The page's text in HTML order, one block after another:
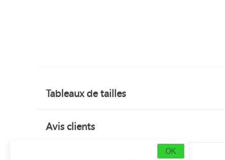
Tableaux de tailles
Avis clients
OK